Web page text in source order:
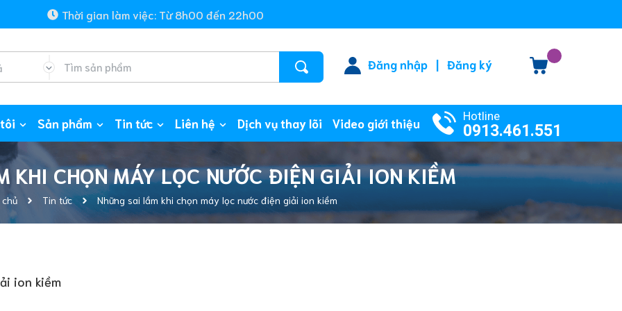
Thời gian làm việc: Từ 8h00 đến 22h00
Đăng nhập | Đăng ký
Sản phẩm Tin tức Liên hệ Dịch vụ thay lõi Video giới thiệu Hotline
0913.461.551
KHI CHỌN MÁY LỌC NƯỚC ĐIỆN GIẢI ION KIỀM
Tin tức Những sai lầm khi chọn máy lọc nước điện giải ion kiềm
ion kiềm